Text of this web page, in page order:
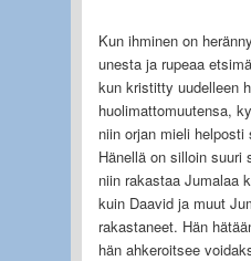
Kun ihminen on
unesta ja rupeaa
kun kristitty uudelleen
huolimattomuutensa,
niin orjan mieli
Hänellä on silloin suuri
niin rakastaa Jumalaa
kuin Daavid ja muut
rakastaneet. Hän
hän ahkeroitsee